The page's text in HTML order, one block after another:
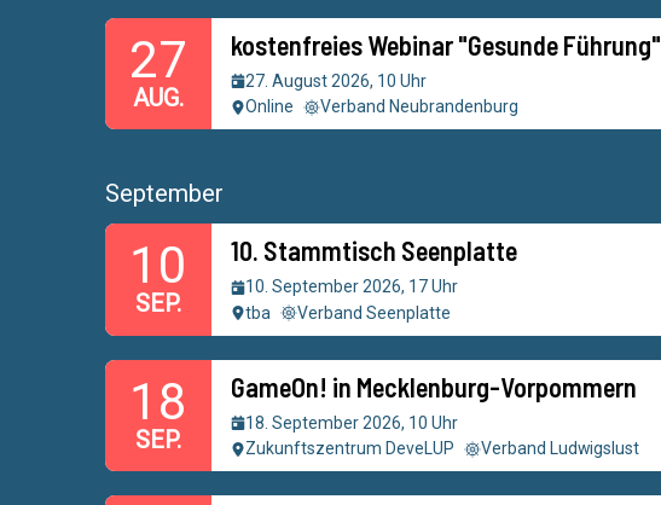
27
AUG.
kostenfreies Webinar "Gesunde Führung"
27. August 2026, 10 Uhr
Online
Verband Neubrandenburg
September
10
SEP.
10. Stammtisch Seenplatte
10. September 2026, 17 Uhr
tba
Verband Seenplatte
18
SEP.
GameOn! in Mecklenburg-Vorpommern
18. September 2026, 10 Uhr
Zukunftszentrum DeveLUP
Verband Ludwigslust